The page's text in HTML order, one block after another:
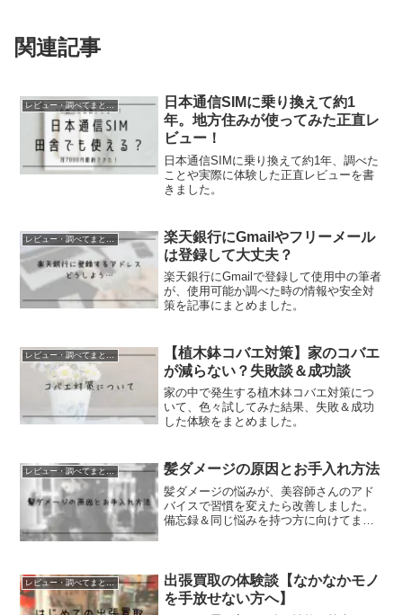
関連記事
日本通信SIMに乗り換えて約1
年。地方住みが使ってみた正直レ
ビュー！
日本通信SIMに乗り換えて約1年、調べた
ことや実際に体験した正直レビューを書
きました。
楽天銀行にGmailやフリーメール
は登録して大丈夫？
楽天銀行にGmailで登録して使用中の筆者
が、使用可能か調べた時の情報や安全対
策を記事にまとめました。
レビュー・調べてまとめたこと
【植木鉢コバエ対策】家のコバエ
が減らない？失敗談＆成功談
家の中で発生する植木鉢コバエ対策につ
いて、色々試してみた結果、失敗＆成功
した体験をまとめました。
レビュー・調べてまとめたこと 髪ダメージの原因とお手入れ方法
髪ダメージの悩みが、美容師さんのアド
バイスで習慣を変えたら改善しました。
備忘録＆同じ悩みを持つ方に向けてまと
レビュー・調べてまとめたこと
出張買取の体験談【なかなかモノ
を手放せない方へ】